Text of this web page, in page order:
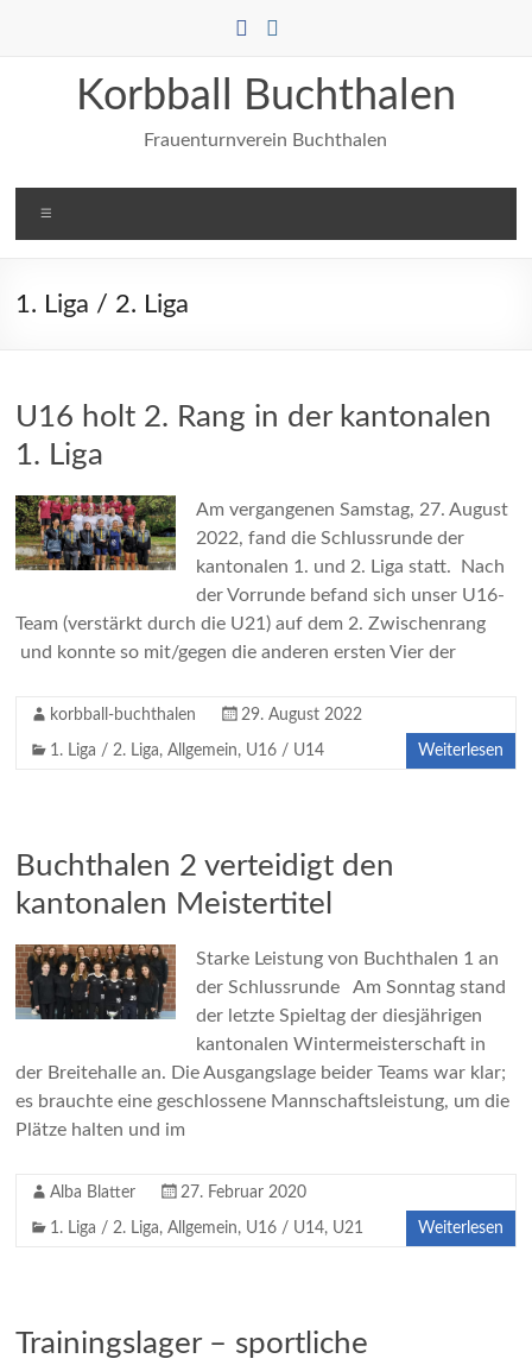
Korbball Buchthalen
Frauenturnverein Buchthalen
1. Liga / 2. Liga
U16 holt 2. Rang in der kantonalen
1. Liga
Am vergangenen Samstag, 27. August
2022, fand die Schlussrunde der
kantonalen 1. und 2. Liga statt. Nach
der Vorrunde befand sich unser U16-
Team (verstärkt durch die U21) auf dem 2. Zwischenrang
und konnte so mit/gegen die anderen ersten Vier der
korbball-buchthalen 29. August 2022
1. Liga / 2. Liga,Allgemein, U16 / U14 Weiterlesen
Buchthalen 2 verteidigt den
kantonalen Meistertitel
Starke Leistung von Buchthalen 1 an
der Schlussrunde Am Sonntag stand
der letzte Spieltag der diesjährigen
kantonalen Wintermeisterschaft in
der Breitehalle an. Die Ausgangslage beider Teams war klar;
es brauchte eine geschlossene Mannschaftsleistung, um die
Plätze halten und im
Alba Blatter 27. Februar 2020
1. Liga / 2. Liga,Allgemein, U16 / U14, U21 Weiterlesen
Trainingslager – sportliche